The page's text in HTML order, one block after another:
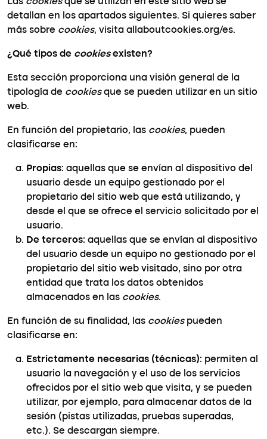
detallan en los apartados siguientes. Si quieres saber
más sobre cookies, visita allaboutcookies.org/es.
¿Qué tipos de cookiesexisten?
Esta sección proporciona una visión general de la
tipología de cookiesque se pueden utilizar en un sitio
web.
En función del propietario, las cookies, pueden
clasificarse en:
Propias: aquellas que se envían al dispositivo del
usuario desde un equipo gestionado por el
propietario del sitio web que está utilizando, y
desde el que se ofrece el servicio solicitado por el
usuario.
De terceros: aquellas que se envían al dispositivo
del usuario desde un equipo no gestionado por el
propietario del sitio web visitado, sino por otra
entidad que trata los datos obtenidos
almacenados en las cookies.
En función de su finalidad, las cookiespueden
clasificarse en:
Estrictamente necesarias (técnicas): permiten al
usuario la navegación y el uso de los servicios
ofrecidos por el sitio web que visita, y se pueden
utilizar, por ejemplo, para almacenar datos de la
sesión (pistas utilizadas, pruebas superadas,
etc.). Se descargan siempre.